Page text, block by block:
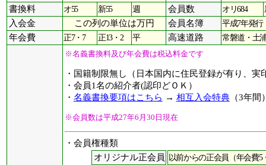
書換料
オ55 新55 週 会員数 オリ684
入会金
この列の単位は万円 会員名簿
平成7年発行
年会費
正7・7 正13・2 平 高速道路 常磐道・土
※名義書換料及び年会費は税込料金です
・国籍制限無し（日本国内に住民登録が有り、実
・会員1名の紹介者(認印どＯＫ）
・ 名義書換要項はこちら → 相互入会特典（3年間
※会員数は平成27年6月30日現在
・会員権種類
オリジナル正会員
以前からの正会員（年会費5